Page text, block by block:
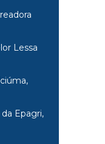
Lessa
Epagri,